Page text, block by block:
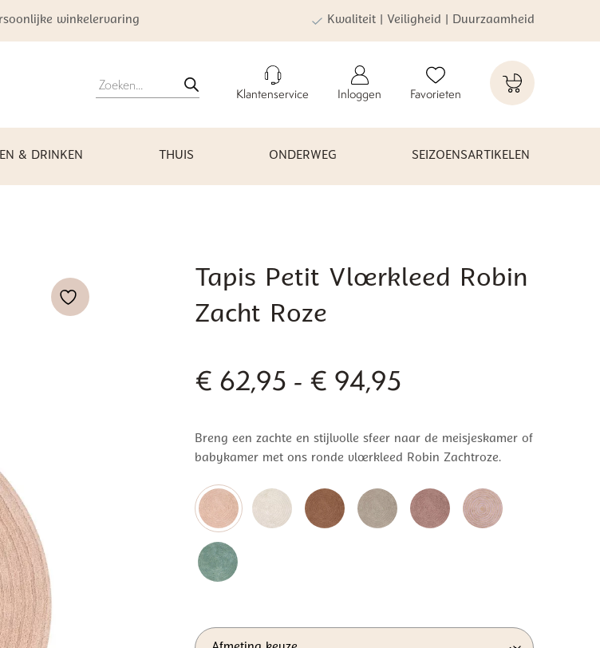
winkelervaring Kwaliteit | Veiligheid | Duurzaamheid
Producten
zoeken Klantenservice Inloggen Favorieten
& DRINKEN THUIS ONDERWEG SEIZOENSARTIKELEN
Tapis Petit Vloerkleed Robin
Zacht Roze
€ 62,95 - € 94,95Prijsklasse:
tot
€ 94,95
Breng een zachte en stijlvolle sfeer naar de meisjeskamer of
babykamer met ons ronde vloerkleed Robin Zachtroze.